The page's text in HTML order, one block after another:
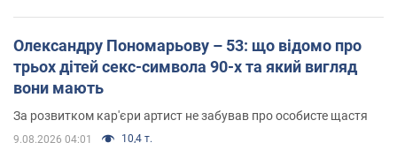
Олександру Пономарьову – 53: що відомо про
трьох дітей секс-символа 90-х та який вигляд
вони мають
За розвитком кар'єри артист не забував про особисте щастя
9.08.2026 04:01 10,4 т.